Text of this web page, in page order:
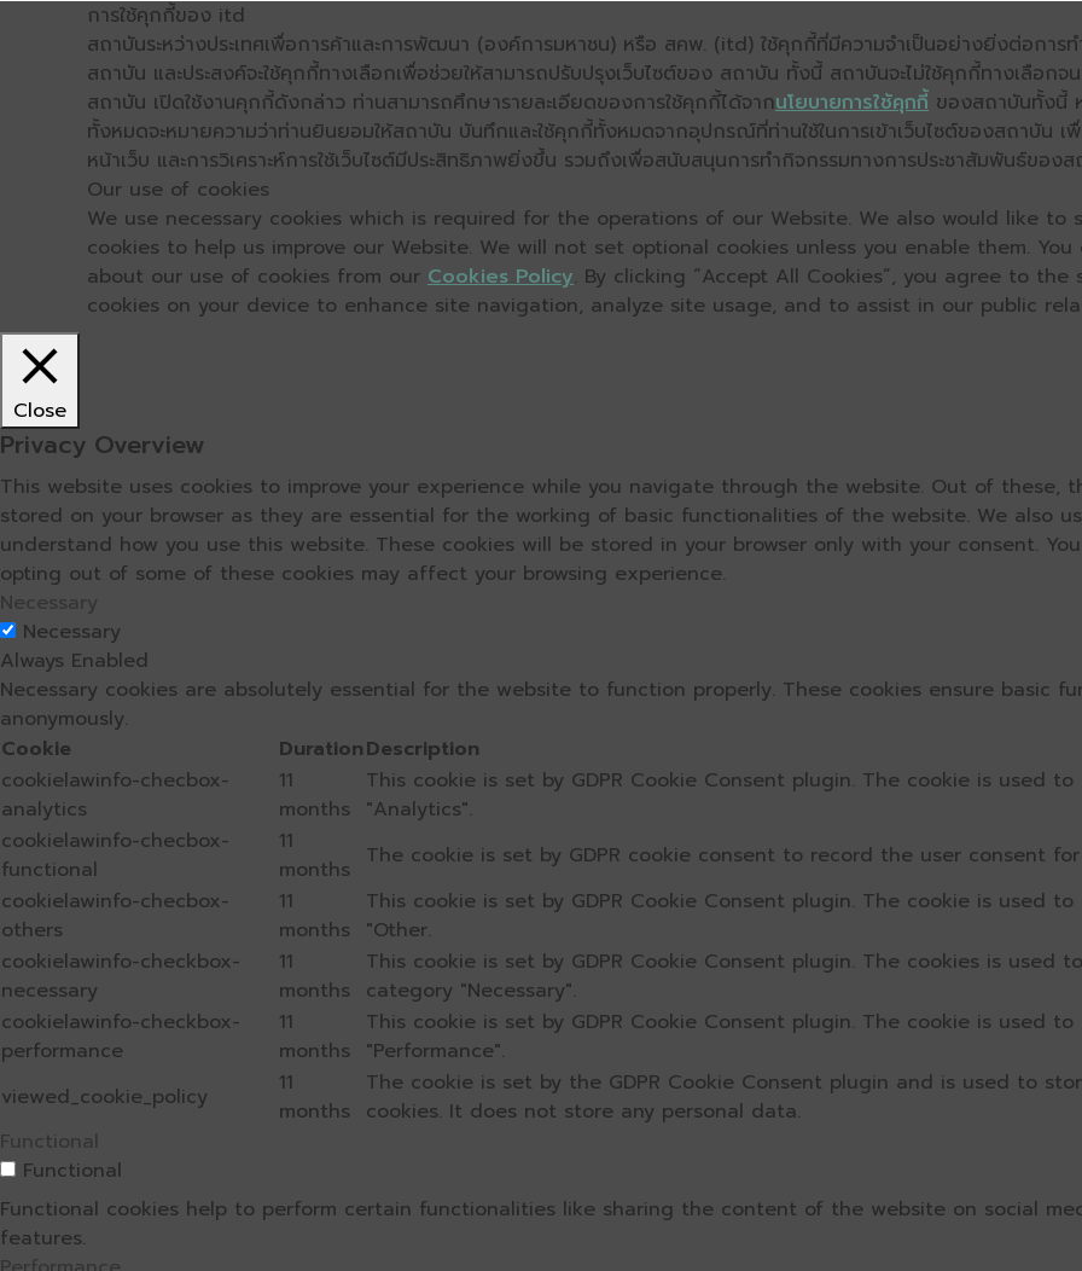
การใช้คุกกี้ของ itd
สถาบันระหว่างประเทศเพื่อการค้าและการพัฒนา (องค์การมหาชน) หรือ สคพ. (itd) ใช้คุกกี้ที่มีความจำเป็นอย่างยิ่งต่อการ
สถาบัน และประสงค์จะใช้คุกกี้ทางเลือกเพื่อช่วยให้สามารถปรับปรุงเว็บไซต์ของ สถาบัน ทั้งนี้ สถาบันจะไม่ใช้คุกกี้ทางเลือก
สถาบัน เปิดใช้งานคุกกี้ดังกล่าว ท่านสามารถศึกษารายละเอียดของการใช้คุกกี้ได้จากนโยบายการใช้คุกกี้ ของสถาบันทั้งนี้
ทั้งหมดจะหมายความว่าท่านยินยอมให้สถาบัน บันทึกและใช้คุกกี้ทั้งหมดจากอุปกรณ์ที่ท่านใช้ในการเข้าเว็บไซต์ของสถาบัน เพื่
หน้าเว็บ และการวิเคราะห์การใช้เว็บไซต์มีประสิทธิภาพยิ่งขึ้น รวมถึงเพื่อสนับสนุนการทำกิจกรรมทางการประชาสัมพันธ์ของ
Our use of cookies
We use necessary cookies which is required for the operations of our Website. We also would like to
cookies to help us improve our Website. We will not set optional cookies unless you enable them.
about our use of cookies from our Cookies Policy. By clicking “Accept All Cookies”, you agree to
cookies on your device to enhance site navigation, analyze site usage, and to assist in our public
Close
Privacy Overview
This website uses cookies to improve your experience while you navigate through the website. Out of these,
stored on your browser as they are essential for the working of basic functionalities of the website. We also
understand how you use this website. These cookies will be stored in your browser only with your consent.
opting out of some of these cookies may affect your browsing experience.
Necessary
Necessary
Always Enabled
Necessary cookies are absolutely essential for the website to function properly. These cookies ensure basic
anonymously.
Cookie
DurationDescription
cookielawinfo-checbox-
analytics
11
months
This cookie is set by GDPR Cookie Consent plugin. The cookie is used
"Analytics".
cookielawinfo-checbox-
functional
11
months
The cookie is set by GDPR cookie consent to record the user consent
cookielawinfo-checbox-
others
11
months
This cookie is set by GDPR Cookie Consent plugin. The cookie is used
"Other.
cookielawinfo-checkbox-
necessary
11
months
This cookie is set by GDPR Cookie Consent plugin. The cookies is
category "Necessary".
cookielawinfo-checkbox-
performance
11
months
This cookie is set by GDPR Cookie Consent plugin. The cookie is used
"Performance".
viewed_cookie_policy
11
months
The cookie is set by the GDPR Cookie Consent plugin and is used to
cookies. It does not store any personal data.
Functional
Functional
Functional cookies help to perform certain functionalities like sharing the content of the website on social
features.